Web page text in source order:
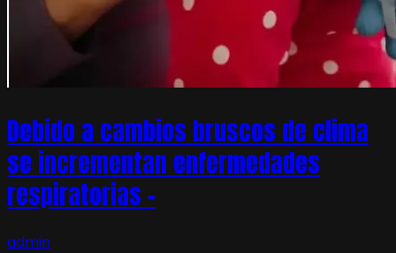
Debido a cambios bruscos de clima
se incrementan enfermedades
respiratorias –
admin